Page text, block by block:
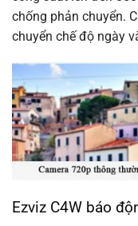
chống phản chuyển.
chuyển chế độ ngày
Ezviz C4W báo